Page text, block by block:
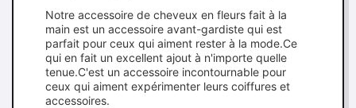
Notre accessoire de cheveux en fleurs fait à la
main est un accessoire avant-gardiste qui est
parfait pour ceux qui aiment rester à la mode.Ce
qui en fait un excellent ajout à n'importe quelle
tenue.C'est un accessoire incontournable pour
ceux qui aiment expérimenter leurs coiffures et
accessoires.